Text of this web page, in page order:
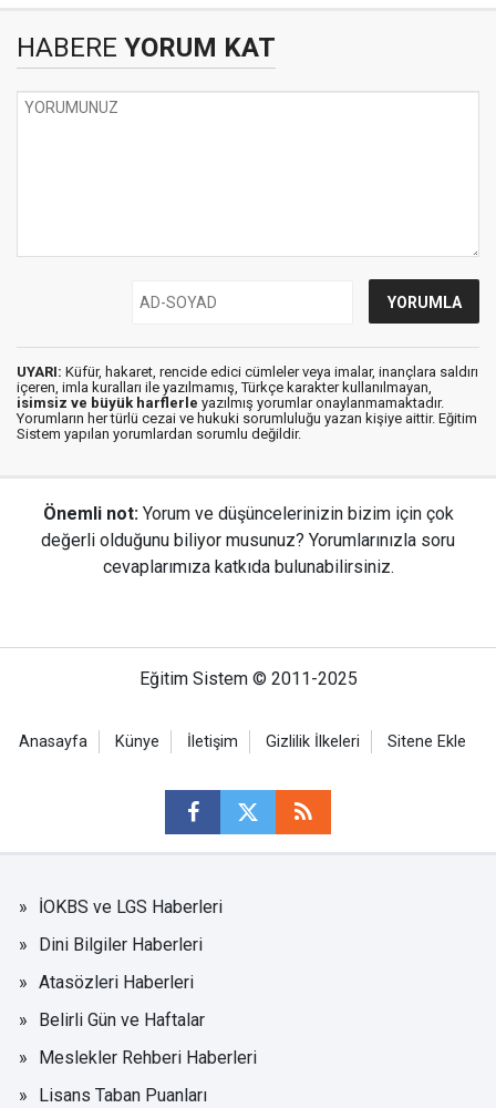
HABERE YORUM KAT
UYARI: Küfür, hakaret, rencide edici cümleler veya imalar, inançlara saldırı
içeren, imla kuralları ile yazılmamış, Türkçe karakter kullanılmayan,
isimsiz ve büyük harflerle yazılmış yorumlar onaylanmamaktadır.
Yorumların her türlü cezai ve hukuki sorumluluğu yazan kişiye aittir. Eğitim
Sistem yapılan yorumlardan sorumlu değildir.
Önemli not: Yorum ve düşüncelerinizin bizim için çok
değerli olduğunu biliyor musunuz? Yorumlarınızla soru
cevaplarımıza katkıda bulunabilirsiniz.
Eğitim Sistem © 2011-2025
Anasayfa Künye İletişim Gizlilik İlkeleri Sitene Ekle
İOKBS ve LGS Haberleri
Dini Bilgiler Haberleri
Atasözleri Haberleri
Belirli Gün ve Haftalar
Meslekler Rehberi Haberleri
Lisans Taban Puanları